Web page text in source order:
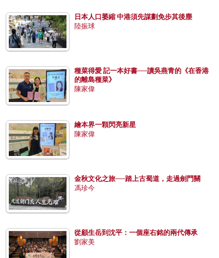
日本人口萎縮 中港須先謀劃免步其後塵
陸振球
種菜得愛 記一本好書──讀吳燕青的《在香港
的離島種菜》
陳家偉
繪本界一顆閃亮新星
陳家偉
金秋文化之旅──踏上古蜀道，走過劍門關
馮珍今
從顧生岳到沈平：一個座右銘的兩代傳承
劉家美